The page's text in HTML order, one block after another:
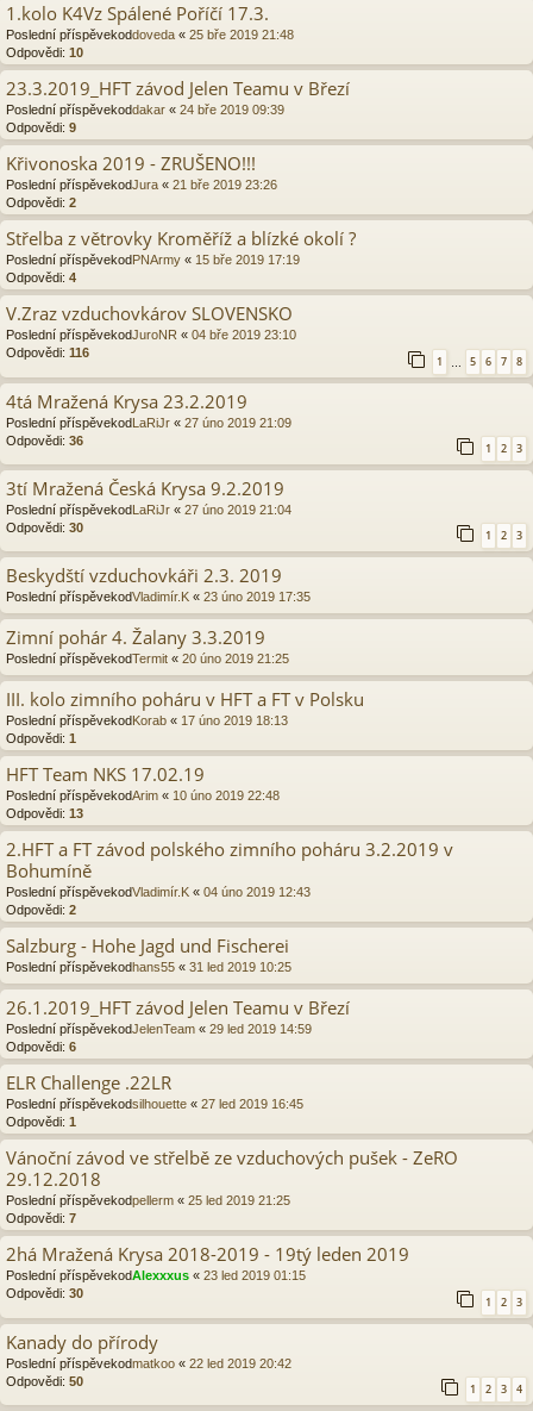
1.kolo K4Vz Spálené Poříčí 17.3.
Poslední příspěvekoddoveda « 25 bře 2019 21:48
Odpovědi: 10
23.3.2019_HFT závod Jelen Teamu v Březí
Poslední příspěvekoddakar « 24 bře 2019 09:39
Odpovědi: 9
Křivonoska 2019 - ZRUŠENO!!!
Poslední příspěvekodJura « 21 bře 2019 23:26
Odpovědi: 2
Střelba z větrovky Kroměříž a blízké okolí ?
Poslední příspěvekod PNArmy « 15 bře 2019 17:19
Odpovědi: 4
V.Zraz vzduchovkárov SLOVENSKO
Poslední příspěvekodJuroNR « 04 bře 2019 23:10
Odpovědi: 116
1 5 6 7 8
4tá Mražená Krysa 23.2.2019
Poslední příspěvekodLaRiJr « 27 úno 2019 21:09
Odpovědi: 36
1 2 3
3tí Mražená Česká Krysa 9.2.2019
Poslední příspěvekodLaRiJr « 27 úno 2019 21:04
Odpovědi: 30
1 2 3
Beskydští vzduchovkáři 2.3. 2019
Poslední příspěvekodVladimír.K « 23 úno 2019 17:35
Zimní pohár 4. Žalany 3.3.2019
Poslední příspěvekodTermit « 20 úno 2019 21:25
III. kolo zimního poháru v HFT a FT v Polsku
Poslední příspěvekod Korab « 17 úno 2019 18:13
Odpovědi: 1
HFT Team NKS 17.02.19
Poslední příspěvekodArim « 10 úno 2019 22:48
Odpovědi: 13
2.HFT a FT závod polského zimního poháru 3.2.2019 v
Bohumíně
Poslední příspěvekodVladimír.K « 04 úno 2019 12:43
Odpovědi: 2
Salzburg - Hohe Jagd und Fischerei
Poslední příspěvekodhans55 « 31 led 2019 10:25
26.1.2019_HFT závod Jelen Teamu v Březí
Poslední příspěvekodJelenTeam « 29 led 2019 14:59
Odpovědi: 6
ELR Challenge .22LR
Poslední příspěvekodsilhouette « 27 led 2019 16:45
Odpovědi: 1
Vánoční závod ve střelbě ze vzduchových pušek - ZeRO
29.12.2018
Poslední příspěvekodpellerm « 25 led 2019 21:25
Odpovědi: 7
2há Mražená Krysa 2018-2019 - 19tý leden 2019
Poslední příspěvekodAlexxxus « 23 led 2019 01:15
Odpovědi: 30
1 2 3
Kanady do přírody
Poslední příspěvekodmatkoo « 22 led 2019 20:42
Odpovědi: 50
1 2 3 4